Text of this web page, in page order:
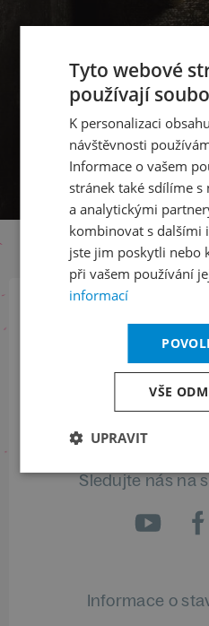
Přihlaste se k
a buďte jako
ODEBÍRAT
Sledujte nás na
Informace o
Tyto webové
používají
K personalizaci
návštěvnosti
Informace o vašem
stránek také sdílíme
a analytickými
kombinovat s dalšími
jste jim poskytli nebo
při vašem používání
informací
VŠE
UPRAVIT